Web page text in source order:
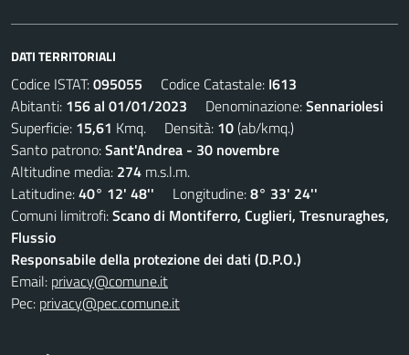
DATI TERRITORIALI
Codice ISTAT:095055 Codice Catastale: I613
Abitanti: 156 al 01/01/2023 Denominazione:Sennariolesi
Superficie: 15,61 Kmq. Densità: 10(ab/kmq.)
Santo patrono:Sant'Andrea - 30 novembre
Altitudine media: 274 m.s.l.m.
Latitudine:40° 12' 48'' Longitudine:8° 33' 24''
Comuni limitrofi:Scano di Montiferro, Cuglieri, Tresnuraghes,
Flussio
Responsabile della protezione dei dati (D.P.O.)
Email: privacy@comune.it
Pec: privacy@pec.comune.it